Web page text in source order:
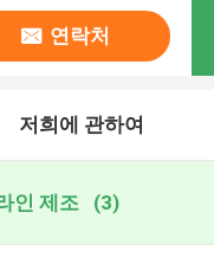
연락처
저희에 관하여
인 제조 (3)